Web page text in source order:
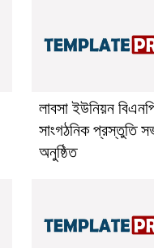
লাবসা ইউনিয়ন
সাংগঠনিক প্রস্তুতি
অনুষ্ঠিত